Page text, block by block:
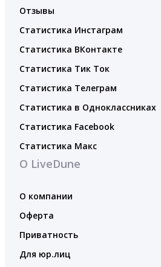
Отзывы
Статистика Инстаграм
Статистика ВКонтакте
Статистика Тик Ток
Статистика Телеграм
Статистика в Одноклассниках
Статистика Facebook
Статистика Макс
О LiveDune
О компании
Оферта
Приватность
Для юр.лиц